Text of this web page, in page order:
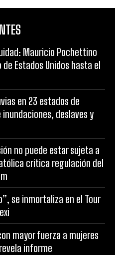
Mauricio Pochettino
Estados Unidos hasta el
en 23 estados de
deslaves y
no puede estar sujeta a
critica regulación del
se inmortaliza en el Tour
mayor fuerza a mujeres
informe